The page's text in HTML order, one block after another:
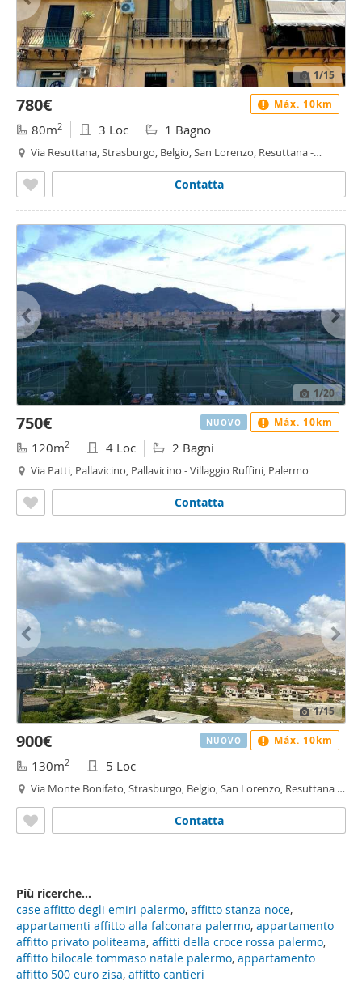
1/15
780€
80m2 3 Loc 1 Bagno
Via Resuttana, Strasburgo, Belgio, San Lorenzo, Resuttana -
Contatta
Máx. 10km
1/20
750€
120m2 4 Loc 2 Bagni
Via Patti, Pallavicino, Pallavicino - Villaggio Ruffini, Palermo
Contatta
NUOVO Máx. 10km
1/15
900€
130m2 5 Loc
Via Monte Bonifato, Strasburgo, Belgio, San Lorenzo, Resuttana -
Contatta
NUOVO Máx. 10km
Più ricerche...
case affitto degli emiri palermo, affitto stanza noce,
appartamenti affitto alla falconara palermo, appartamento
affitto privato politeama, affitti della croce rossa palermo,
affitto bilocale tommaso natale palermo, appartamento
affitto 500 euro zisa, affitto cantieri